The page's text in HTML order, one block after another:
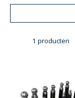
1 producten